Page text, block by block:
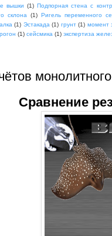
вышки (1) Подпорная стена с
склона
(1) Ригель переменного
(1) Эстакада (1) грунт (1) момент
(1) сейсмика (1) экспертиза
Сравнение